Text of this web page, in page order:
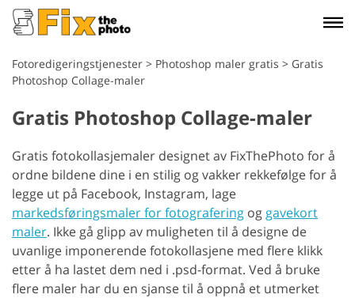
Fotoredigeringstjenester > Photoshop maler gratis > Gratis
Photoshop Collage-maler
Gratis Photoshop Collage-maler
Gratis fotokollasjemaler designet av FixThePhoto for å
ordne bildene dine i en stilig og vakker rekkefølge for å
legge ut på Facebook, Instagram, lage
markedsføringsmaler for fotografering og gavekort
maler. Ikke gå glipp av muligheten til å designe de
uvanlige imponerende fotokollasjene med flere klikk
etter å ha lastet dem ned i .psd-format. Ved å bruke
flere maler har du en sjanse til å oppnå et utmerket